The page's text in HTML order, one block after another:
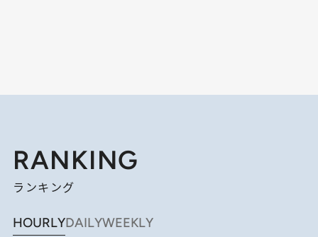
RANKING
ランキング
HOURLYDAILYWEEKLY